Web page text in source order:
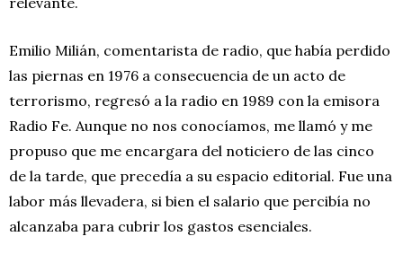
Emilio Milián, comentarista de radio, que había perdido
las piernas en 1976 a consecuencia de un acto de
terrorismo, regresó a la radio en 1989 con la emisora
Radio Fe. Aunque no nos conocíamos, me llamó y me
propuso que me encargara del noticiero de las cinco
de la tarde, que precedía a su espacio editorial. Fue una
labor más llevadera, si bien el salario que percibía no
alcanzaba para cubrir los gastos esenciales.